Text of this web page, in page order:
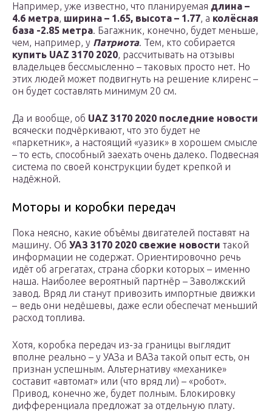
Например, уже известно, что планируемая длина –
4.6 метра, ширина – 1.65, высота – 1.77, а колёсная
база -2.85 метра. Багажник, конечно, будет меньше,
чем, например, у Патриота. Тем, кто собирается
купить UAZ 3170 2020, рассчитывать на отзывы
владельцев бессмысленно – таковых просто нет. Но
этих людей может подвигнуть на решение клиренс –
он будет составлять минимум 20 см.
Да и вообще, об UAZ 3170 2020 последние новости
всячески подчёркивают, что это будет не
«паркетник», а настоящий «уазик» в хорошем смысле
– то есть, способный заехать очень далеко. Подвесная
система по своей конструкции будет крепкой и
надёжной.
Моторы и коробки передач
Пока неясно, какие объёмы двигателей поставят на
машину. Об УАЗ 3170 2020 свежие новости такой
информации не содержат. Ориентировочно речь
идёт об агрегатах, страна сборки которых – именно
наша. Наиболее вероятный партнёр – Заволжский
завод. Вряд ли станут привозить импортные движки
– ведь они недёшевы, даже если обеспечат меньший
расход топлива.
Хотя, коробка передач из-за границы выглядит
вполне реально – у УАЗа и ВАЗа такой опыт есть, он
признан успешным. Альтернативу «механике»
составит «автомат» или (что вряд ли) – «робот».
Привод, конечно же, будет полным. Блокировку
дифференциала предложат за отдельную плату.